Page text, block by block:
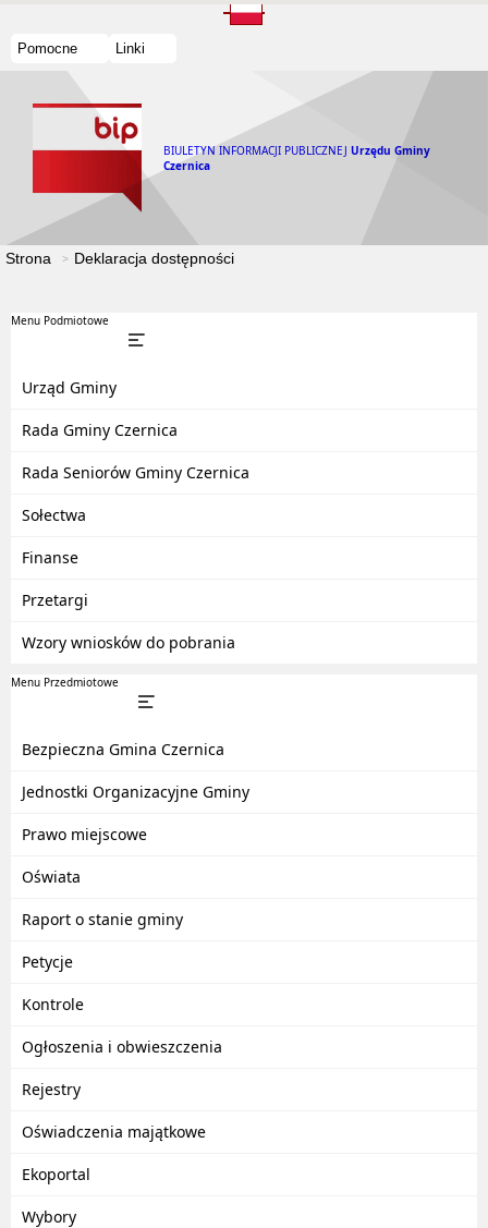
Pomocne Linki
BIULETYN INFORMACJI PUBLICZNEJ Urzędu Gminy
Czernica
Strona Deklaracja dostępności
Menu Podmiotowe
Urząd Gminy
Rada Gminy Czernica
Rada Seniorów Gminy Czernica
Sołectwa
Finanse
Przetargi
Wzory wniosków do pobrania
Menu Przedmiotowe
Bezpieczna Gmina Czernica
Jednostki Organizacyjne Gminy
Prawo miejscowe
Oświata
Raport o stanie gminy
Petycje
Kontrole
Ogłoszenia i obwieszczenia
Rejestry
Oświadczenia majątkowe
Ekoportal
Wybory